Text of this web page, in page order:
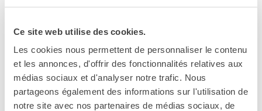
Ce site web utilise des cookies.
Les cookies nous permettent de personnaliser le contenu
et les annonces, d'offrir des fonctionnalités relatives aux
médias sociaux et d'analyser notre trafic. Nous
partageons également des informations sur l'utilisation de
notre site avec nos partenaires de médias sociaux, de
Prima nazionale